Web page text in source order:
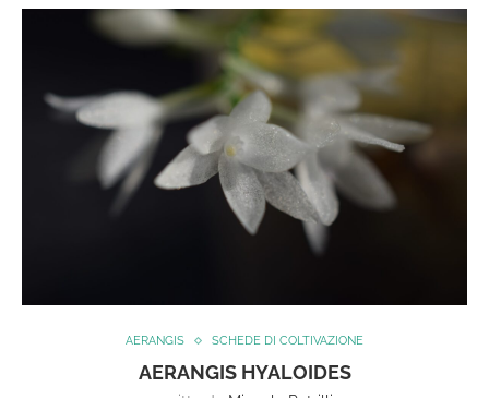
AERANGIS SCHEDE DI COLTIVAZIONE
AERANGIS HYALOIDES